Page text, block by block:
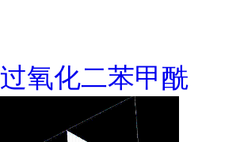
过氧化二苯甲酰